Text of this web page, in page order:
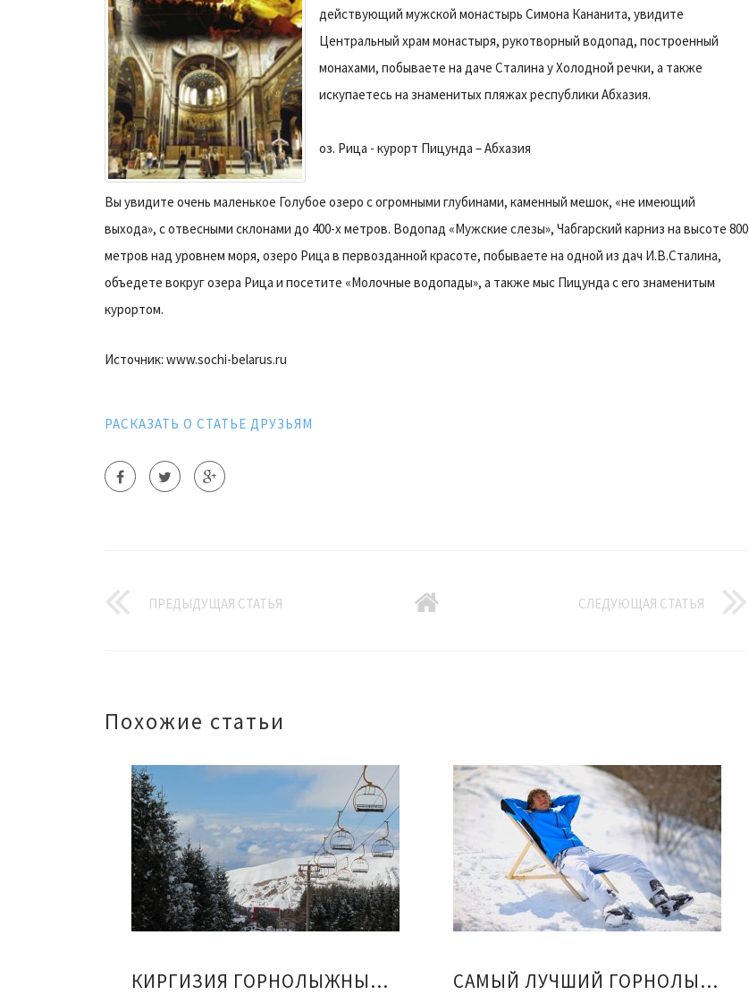
действующий мужской монастырь Симона Кананита, увидите
Центральный храм монастыря, рукотворный водопад, построенный
монахами, побываете на даче Сталина у Холодной речки, а также
искупаетесь на знаменитых пляжах республики Абхазия.
оз. Рица - курорт Пицунда – Абхазия
Вы увидите очень маленькое Голубое озеро с огромными глубинами, каменный мешок, «не имеющий
выхода», с отвесными склонами до 400-х метров. Водопад «Мужские слезы», Чабгарский карниз на высоте 800
метров над уровнем моря, озеро Рица в первозданной красоте, побываете на одной из дач И.В.Сталина,
объедете вокруг озера Рица и посетите «Молочные водопады», а также мыс Пицунда с его знаменитым
курортом.
Источник: www.sochi-belarus.ru
РАСКАЗАТЬ О СТАТЬЕ ДРУЗЬЯМ
ПРЕДЫДУЩАЯ СТАТЬЯ СЛЕДУЮЩАЯ СТАТЬЯ
Похожие статьи
КИРГИЗИЯ ГОРНОЛЫЖНЫЙ КУРОРТ КАРАКОЛ ОТЗЫВЫ САМЫЙ ЛУЧШИЙ ГОРНОЛЫЖНЫЙ КУРОРТ